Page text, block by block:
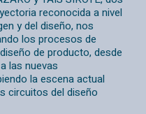
reconocida a nivel
y del diseño, nos
los procesos de
de producto, desde
las nuevas
la escena actual
circuitos del diseño